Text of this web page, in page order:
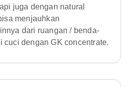
juga dengan natural
menjauhkan
dari ruangan / benda-
cuci dengan GK concentrate.